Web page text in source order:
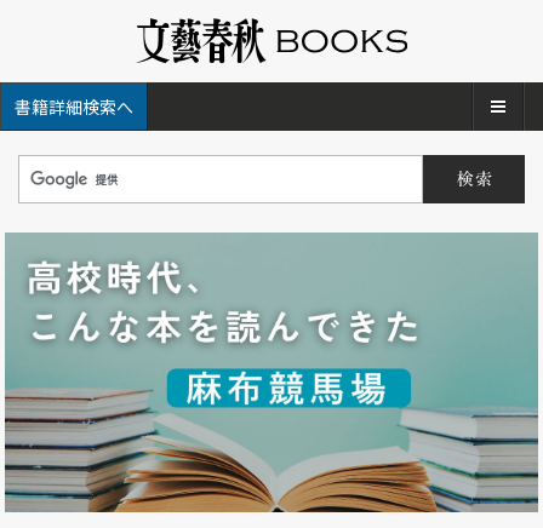
書籍詳細検索へ